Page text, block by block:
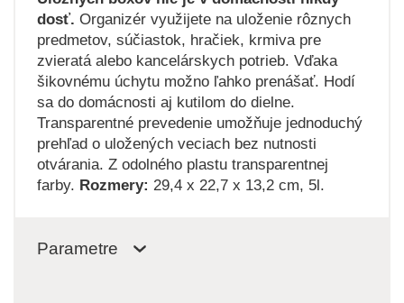
dosť. Organizér využijete na uloženie rôznych
predmetov, súčiastok, hračiek, krmiva pre
zvieratá alebo kancelárskych potrieb. Vďaka
šikovnému úchytu možno ľahko prenášať. Hodí
sa do domácnosti aj kutilom do dielne.
Transparentné prevedenie umožňuje jednoduchý
prehľad o uložených veciach bez nutnosti
otvárania. Z odolného plastu transparentnej
farby. Rozmery: 29,4 x 22,7 x 13,2 cm, 5l.
Parametre